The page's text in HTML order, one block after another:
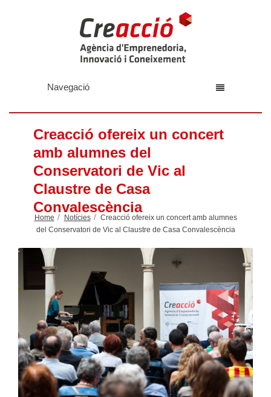
Navegació
Creacció ofereix un concert
amb alumnes del
Conservatori de Vic al
Claustre de Casa
Convalescència
Home Notícies
Creacció ofereix un concert amb alumnes
del Conservatori de Vic al Claustre de Casa Convalescència